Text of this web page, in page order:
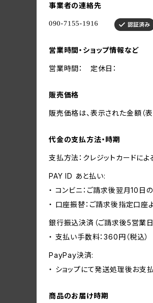
事業者の連絡先
営業時間・ショップ情報など
営業時間： 定休日：
販売価格
販売価格は、表示された金額（
代金の支払方法・時期
支払方法：クレジットカードに
PAY ID あと払い:
・ コンビニ：ご請求後翌月10日
・ 口座振替：ご請求後指定口座
銀行振込決済（ご請求後5営業日
・ 支払い手数料：360円（税込）
PayPay決済:
・ ショップにて発送処理後お支
商品のお届け時期